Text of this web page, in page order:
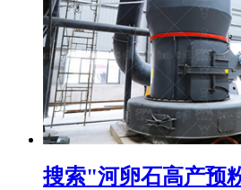
搜索"河卵石高产预